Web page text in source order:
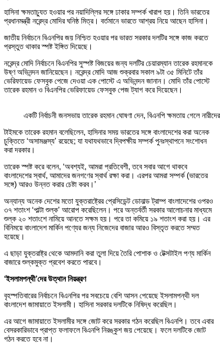
হাসিনা ক্ষমতাচ্যুত হওয়ার পর নয়াদিল্লির সঙ্গে ঢাকার সম্পর্ক খারাপ হয়। তিনি ভারতের
প্রধানমন্ত্রী নরেন্দ্র মোদির ঘনিষ্ঠ মিত্র। বর্তমানে ভারতে আশ্রয় নিয়ে আছেন হাসিনা।
জাতীয় নির্বাচনে বিএনপির জয় নিশ্চিত হওয়ার পর ভারত সরকার দলটির সঙ্গে কাজ করতে
প্রস্তুত থাকার স্পষ্ট ইঙ্গিত দিয়েছে।
নরেন্দ্র মোদি নির্বাচনে বিএনপির সুস্পষ্ট বিজয়ের জন্য দলটির চেয়ারম্যান তারেক রহমানকে
উষ্ণ অভিনন্দন জানিয়েছেন। নরেন্দ্র মোদি আজ শুক্রবার সকাল ৯টা ৩৫ মিনিটে তাঁর
ভেরিফায়েড ফেসবুক পেজে দেওয়া এক পোস্টে এ অভিনন্দন জানান। মোদি তাঁর পোস্টে
তারেক রহমান ও বিএনপির ভেরিফায়েড ফেসবুক পেজ ট্যাগ করে দিয়েছেন।
একটি নির্বাচনী জনসভায় তারেক রহমান ঘোষণা দেন, বিএনপি ক্ষমতায় গেলে
টাইমকে তারেক রহমান বলেছিলেন, হাসিনার সময় ভারতের সঙ্গে বাংলাদেশের করা অনেক
চুক্তিতে ‘অসামঞ্জস্য’ রয়েছে; যা যথাযথভাবে দ্বিপক্ষীয় সম্পর্ক পুনঃস্থাপনে সংশোধন
করা দরকার।
তারেক স্পষ্ট করে বলেন, ‘অবশ্যই, আমরা প্রতিবেশী, তবে সবার আগে থাকবে
বাংলাদেশের স্বার্থ, আমাদের জনগণের স্বার্থ রক্ষা করা। এরপর আমরা সম্পর্ক (ভারতের
সঙ্গে) আরও উন্নত করার চেষ্টা করব।’
অন্যান্য অনেক দেশের মতো যুক্তরাষ্ট্রের প্রেসিডেন্ট ডোনাল্ড ট্রাম্প বাংলাদেশের ওপরও
৩৭ শতাংশ ‘পাল্টা শুল্ক’ আরোপ করেছিলেন। পরে অন্তর্বর্তী সরকার আলোচনার মাধ্যমে
শুল্ক ২০ শতাংশে নামিয়ে আনতে সক্ষম হয়। পরে তা কমিয়ে ১৯ শতাংশ করা হয়। এর
বিনিময়ে বাংলাদেশ মার্কিন পণ্যের জন্য নিজেদের বাজার আরও বিস্তৃত করতে সম্মত
হয়েছে।
এ ছাড়া যুক্তরাষ্ট্র থেকে আমদানি করা তুলা দিয়ে তৈরি পোশাক ও টেক্সটাইল পণ্য মার্কিন
বাজারে শুল্কমুক্ত প্রবেশ করতে পারবে।
‘ইসলামপন্থী’দের উত্থান নিয়ন্ত্রণ
বৃহস্পতিবারের নির্বাচনে বিএনপির পর সবচেয়ে বেশি আসন পেয়েছে ইসলামপন্থী দল
বাংলাদেশ জামায়াতে ইসলামী। হাসিনা সরকার দলটিকে নিষিদ্ধ করেছিল।
এর আগে জামায়াতে ইসলামীর সঙ্গে জোট করে সরকার গঠন করেছিল বিএনপি। তবে এবার
বেসরকারিভাবে প্রাপ্ত ফলাফলে বিএনপি নিরঙ্কুশ জয় পেয়েছে। ফলে দলটিকে জোট
গঠন করতে হবে না।